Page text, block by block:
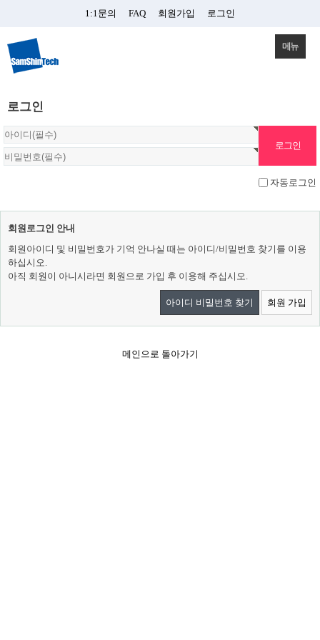
1:1문의 FAQ 회원가입 로그인
메뉴
로그인
자동로그인
회원로그인 안내
회원아이디 및 비밀번호가 기억 안나실 때는 아이디/비밀번호 찾기를 이용
하십시오.
아직 회원이 아니시라면 회원으로 가입 후 이용해 주십시오.
아이디 비밀번호 찾기 회원 가입
메인으로 돌아가기